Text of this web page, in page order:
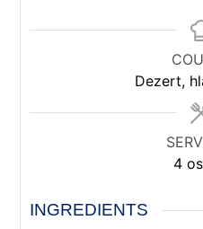
Dezert,
4
INGREDIENTS